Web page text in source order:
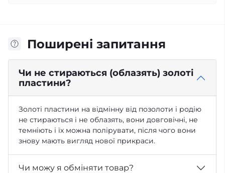
Поширені запитання
Чи не стираються (облазять) золоті
пластини?
Золоті пластини на відмінну від позолоти і родію
не стираються і не облазять, вони довговічні, не
темніють і їх можна полірувати, після чого вони
знову мають вигляд нової прикраси.
Чи можу я обміняти товар?